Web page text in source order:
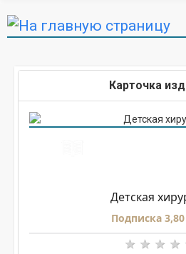
Карточка
Детская
Подписка 3,80